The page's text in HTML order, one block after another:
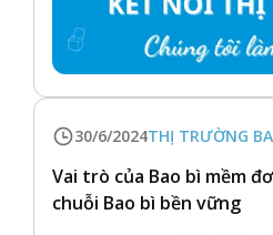
30/6/2024THỊ TRƯỜNG
Vai trò của Bao bì mềm
chuỗi Bao bì bền vững